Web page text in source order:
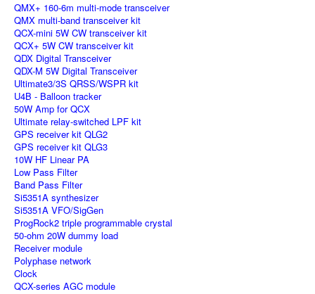
QMX+ 160-6m multi-mode transceiver
QMX multi-band transceiver kit
QCX-mini 5W CW transceiver kit
QCX+ 5W CW transceiver kit
QDX Digital Transceiver
QDX-M 5W Digital Transceiver
Ultimate3/3S QRSS/WSPR kit
U4B - Balloon tracker
50W Amp for QCX
Ultimate relay-switched LPF kit
GPS receiver kit QLG2
GPS receiver kit QLG3
10W HF Linear PA
Low Pass Filter
Band Pass Filter
Si5351A synthesizer
Si5351A VFO/SigGen
ProgRock2 triple programmable crystal
50-ohm 20W dummy load
Receiver module
Polyphase network
Clock
QCX-series AGC module